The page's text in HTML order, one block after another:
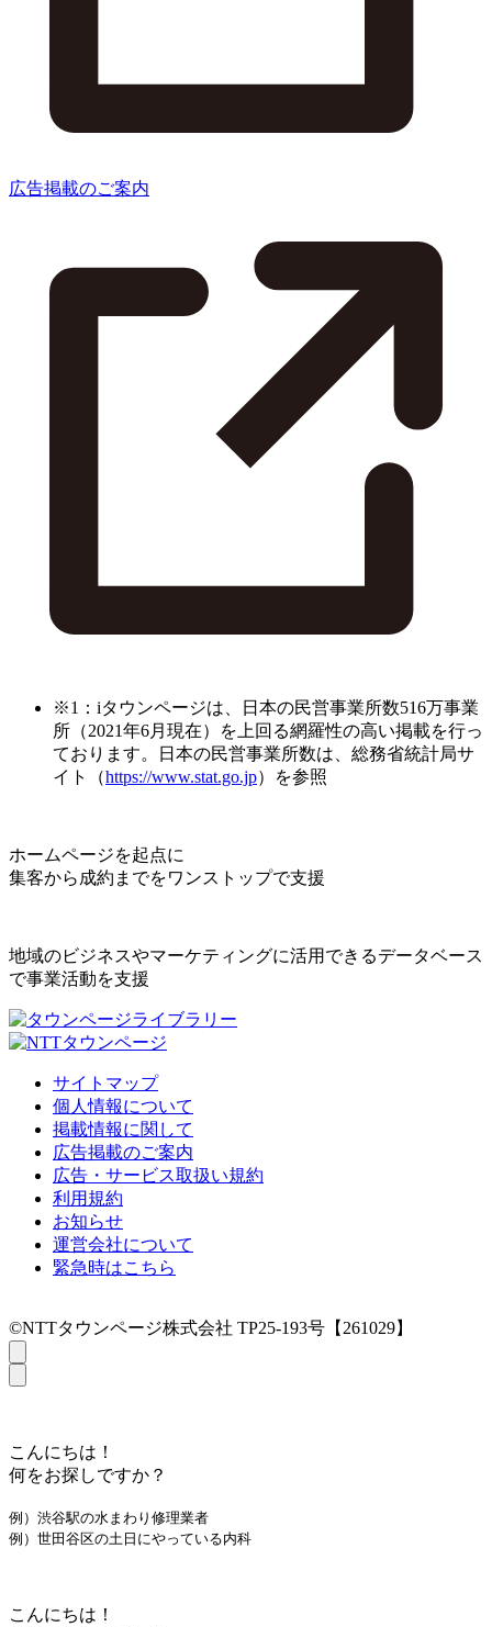
広告掲載のご案内
※1：iタウンページは、日本の民営事業所数516万事業
所（2021年6月現在）を上回る網羅性の高い掲載を行っ
ております。日本の民営事業所数は、総務省統計局サ
イト（https://www.stat.go.jp）を参照
ホームページを起点に
集客から成約までをワンストップで支援
地域のビジネスやマーケティングに活用できるデータベース
で事業活動を支援
サイトマップ
個人情報について
掲載情報に関して
広告掲載のご案内
広告・サービス取扱い規約
利用規約
お知らせ
運営会社について
緊急時はこちら
©NTTタウンページ株式会社 TP25-193号【261029】
こんにちは！
何をお探しですか？
例）渋谷駅の水まわり修理業者
例）世田谷区の土日にやっている内科
こんにちは！